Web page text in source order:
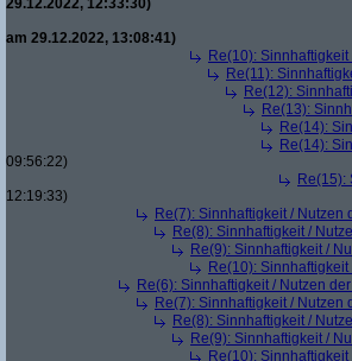
29.12.2022, 12:33:30)
am 29.12.2022, 13:08:41)
Re(10):
Re(11):
Re(12):
Re(13):
Re(14):
Re(14):
09:56:22)
Re(15):
12:19:33)
Re(7): Sinnhaftigkeit / Nutzen
Re(8): Sinnhaftigkeit /
Re(9): Sinnhaftigkeit /
Re(10):
Re(6): Sinnhaftigkeit / Nutzen
Re(7): Sinnhaftigkeit / Nutzen
Re(8): Sinnhaftigkeit /
Re(9): Sinnhaftigkeit /
Re(10):